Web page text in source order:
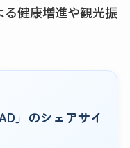
る健康増進や観光振
」のシェアサイ